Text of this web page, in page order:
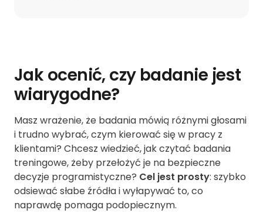
Jak ocenić, czy badanie jest
wiarygodne?
Masz wrażenie, że badania mówią różnymi głosami
i trudno wybrać, czym kierować się w pracy z
klientami? Chcesz wiedzieć, jak czytać badania
treningowe, żeby przełożyć je na bezpieczne
decyzje programistyczne? Cel jest prosty: szybko
odsiewać słabe źródła i wyłapywać to, co
naprawdę pomaga podopiecznym.